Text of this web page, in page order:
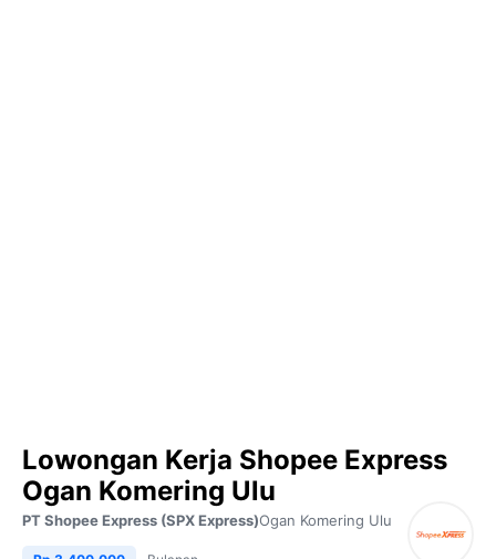
Lowongan Kerja Shopee Express
Ogan Komering Ulu
PT Shopee Express (SPX Express)Ogan Komering Ulu